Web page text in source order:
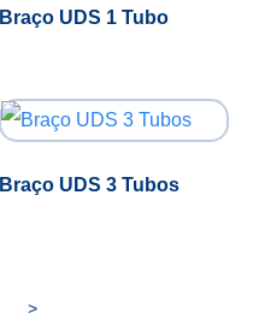
Braço UDS 1 Tubo
Braço UDS 3 Tubos
>